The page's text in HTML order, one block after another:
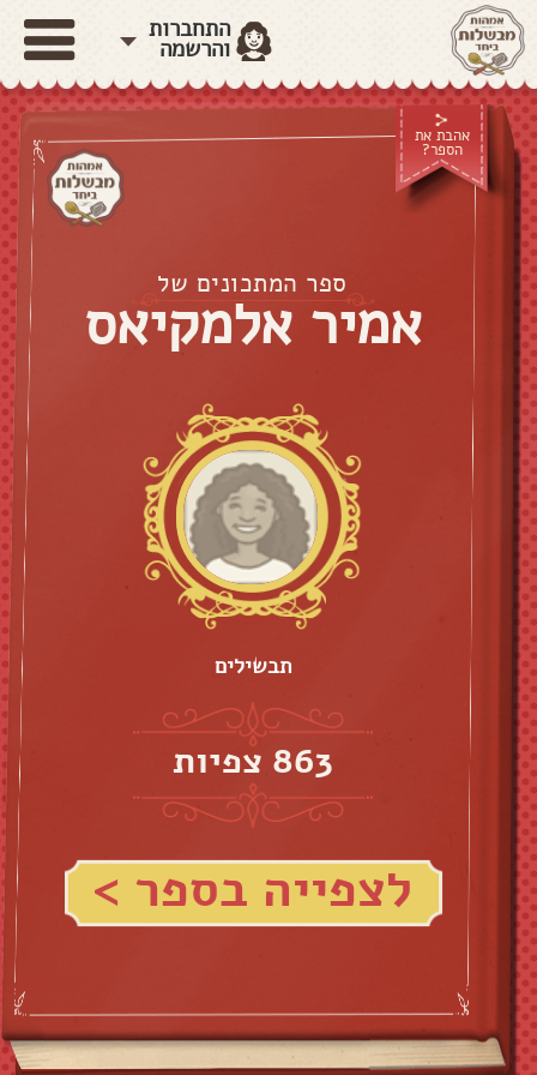
התחברות
והרשמה
אהבת את
הספר?
ספר המתכונים של
אמיר אלמקיאס
תבשילים
863 צפיות
לצפייה בספר >